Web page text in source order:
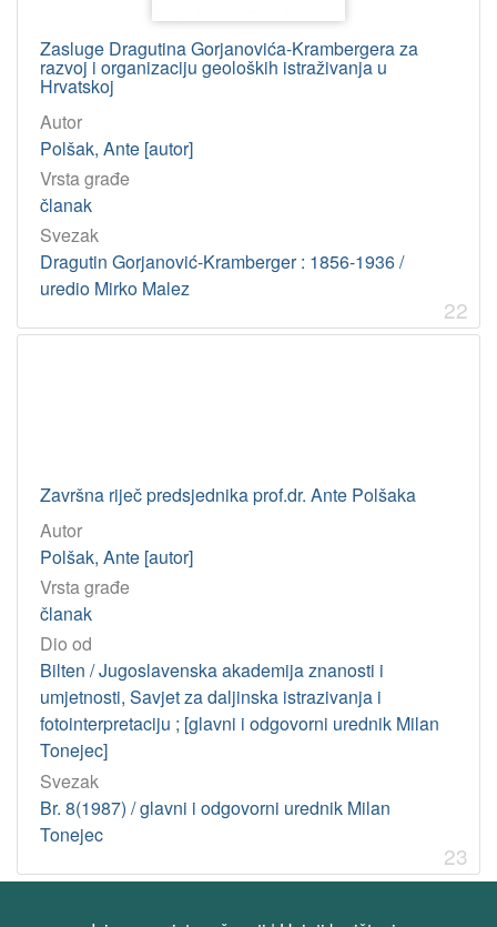
Zasluge Dragutina Gorjanovića-Krambergera za
razvoj i organizaciju geoloških istraživanja u
Hrvatskoj
Autor
Polšak, Ante [autor]
Vrsta građe
članak
Svezak
Dragutin Gorjanović-Kramberger : 1856-1936 /
uredio Mirko Malez
22
Završna riječ predsjednika prof.dr. Ante Polšaka
Autor
Polšak, Ante [autor]
Vrsta građe
članak
Dio od
Bilten / Jugoslavenska akademija znanosti i
umjetnosti, Savjet za daljinska istrazivanja i
fotointerpretaciju ; [glavni i odgovorni urednik Milan
Tonejec]
Svezak
Br. 8(1987) / glavni i odgovorni urednik Milan
Tonejec
23